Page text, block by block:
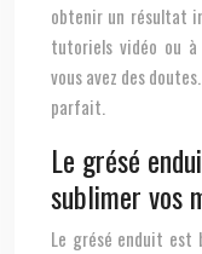
obtenir un résultat
tutoriels vidéo ou à
vous avez des
parfait.
Le grésé
sublimer vos
Le grésé enduit est